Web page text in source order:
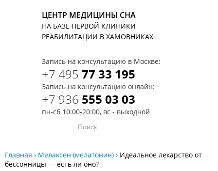
ЦЕНТР МЕДИЦИНЫ СНА
НА БАЗЕ ПЕРВОЙ КЛИНИКИ
РЕАБИЛИТАЦИИ В ХАМОВНИКАХ
Запись на консультацию в Москве:
+7 495 77 33 195
Запись на консультацию онлайн:
+7 936 555 03 03
пн-сб 10:00-20:00, вс - выходной
Главная › Мелаксен (мелатонин) › Идеальное лекарство от
бессонницы — есть ли оно?